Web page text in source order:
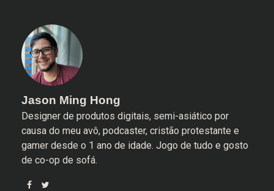
Jason Ming Hong
Designer de produtos digitais, semi-asiático por
causa do meu avô, podcaster, cristão protestante e
gamer desde o 1 ano de idade. Jogo de tudo e gosto
de co-op de sofá.